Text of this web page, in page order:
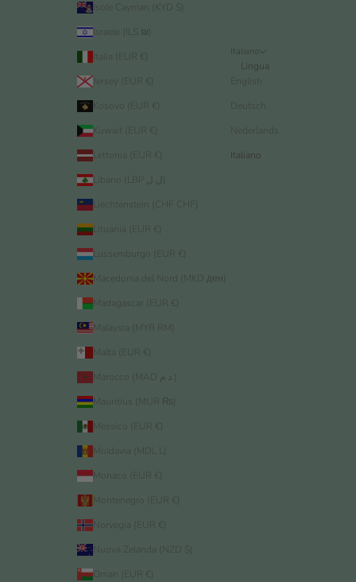
Isole Cayman (KYD $)
Israele (ILS ₪)
Italia (EUR €)
Jersey (EUR €)
Kuwait (EUR €)
Lettonia (EUR €)
Liechtenstein (CHF CHF)
Lituania (EUR €)
Lussemburgo (EUR €)
Macedonia del Nord (MKD ден)
Madagascar (EUR €)
Malaysia (MYR RM)
Malta (EUR €)
Mauritius (MUR ₨)
Messico (EUR €)
Moldavia (MDL L)
Monaco (EUR €)
Montenegro (EUR €)
Norvegia (EUR €)
Nuova Zelanda (NZD $)
Oman (EUR €)
Italiano
Lingua
English
Deutsch
Nederlands
Italiano